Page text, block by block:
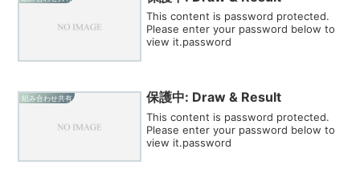
This content is password protected.
Please enter your password below to
view it.password
組み合わせ共有 保護中: Draw & Result
This content is password protected.
Please enter your password below to
view it.password